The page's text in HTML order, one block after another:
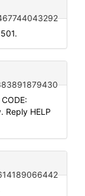
Reply HELP